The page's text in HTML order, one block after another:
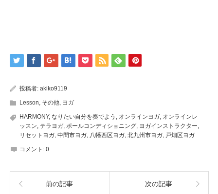
投稿者: akiko9119
Lesson, その他, ヨガ
HARMONY, なりたい自分を奏でよう , オンラインヨガ, オンラインレ
ッスン, テラヨガ, ポールコンディショニング, ヨガインストラクター,
リセットヨガ, 中間市ヨガ, 八幡西区ヨガ, 北九州市ヨガ, 戸畑区ヨガ
コメント: 0
前の記事 次の記事